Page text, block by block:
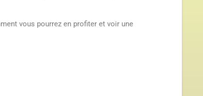
vous pourrez en profiter et voir une